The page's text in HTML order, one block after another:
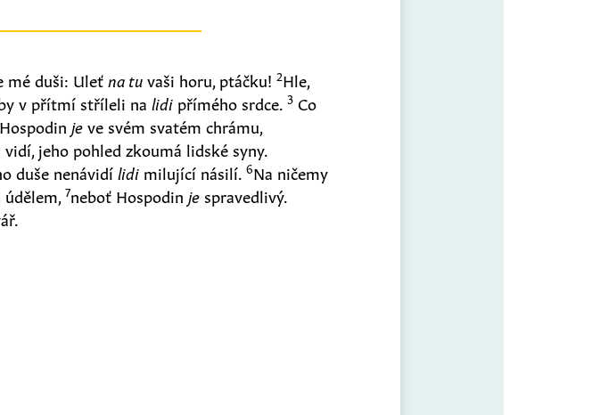
mé duši: Uleť na tuvaši horu, ptáčku!2Hle,
v přítmí stříleli na lidi přímého srdce.3 Co
Hospodin jeve svém svatém chrámu,
jeho pohled zkoumá lidské syny.
duše nenávidí lidi milující násilí.6Na ničemy
údělem,7neboť Hospodin je spravedlivý.